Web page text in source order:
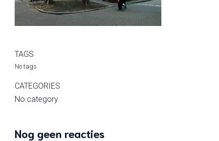
TAGS
No tags
CATEGORIES
No category
Nog geen reacties